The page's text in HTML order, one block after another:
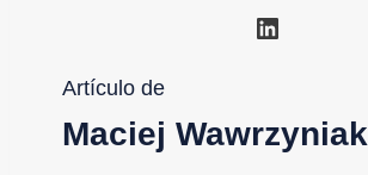
LinkedIn
Artículo de
Maciej Wawrzyniak